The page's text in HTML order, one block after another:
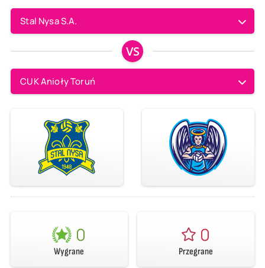
Stal Nysa S.A.
VS
CUK Anioły Toruń
0
Wygrane
0
Przegrane